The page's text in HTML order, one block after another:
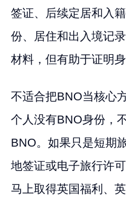
签证、后续定居和入
份、居住和出入境记
材料，但有助于证明身
不适合把BNO当核心
个人没有BNO身份，
BNO。如果只是短期
地签证或电子旅行许
马上取得英国福利、